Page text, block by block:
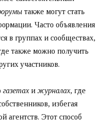
также могут стать
Часто объявления
в группах и сообществах,
также можно получить
участников.
газетах и журналах, где
избегая
агентств. Этот способ